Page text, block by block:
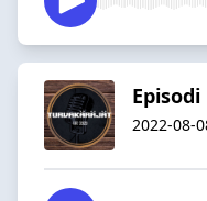
2022-08-